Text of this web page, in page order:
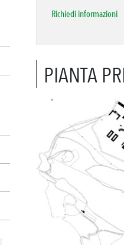
Richiedi informazioni
PIANTA